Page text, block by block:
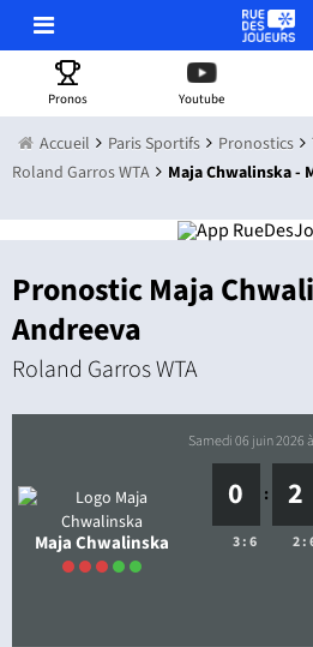
Pronos Youtube
Accueil Paris Sportifs Pronostics
Roland Garros WTA
Maja Chwalinska -
Pronostic Maja
Andreeva
Roland Garros WTA
Maja Chwalinska
0 : 2
3 : 6 2 :
samedi 06 juin 2026